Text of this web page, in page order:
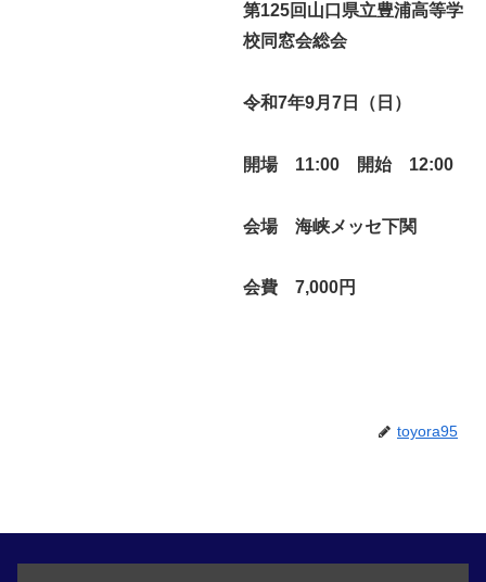
第125回山口県立豊浦高等学
校同窓会総会
令和7年9月7日（日）
開場 11:00 開始 12:00
会場 海峡メッセ下関
会費 7,000円
toyora95